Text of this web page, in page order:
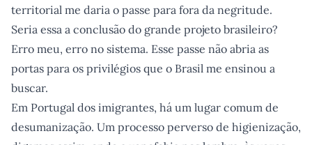
territorial me daria o passe para fora da negritude.
Seria essa a conclusão do grande projeto brasileiro?
Erro meu, erro no sistema. Esse passe não abria as
portas para os privilégios que o Brasil me ensinou a
buscar.
Em Portugal dos imigrantes, há um lugar comum de
desumanização. Um processo perverso de higienização,